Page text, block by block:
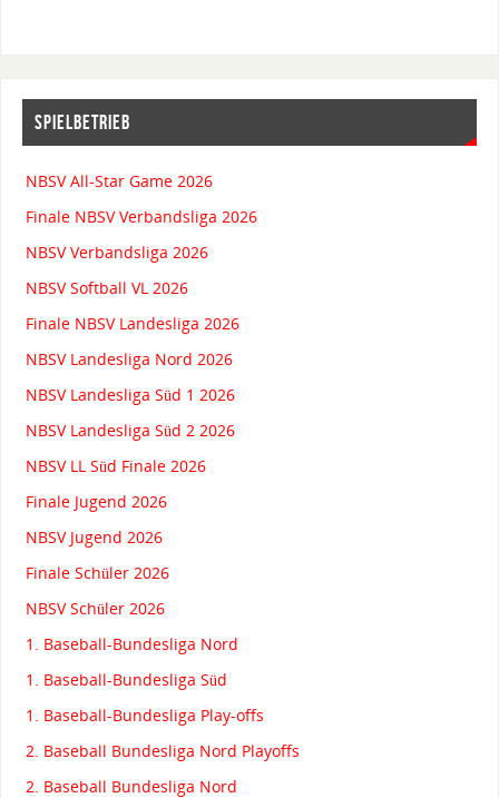
SPIELBETRIEB
NBSV All-Star Game 2026
Finale NBSV Verbandsliga 2026
NBSV Verbandsliga 2026
NBSV Softball VL 2026
Finale NBSV Landesliga 2026
NBSV Landesliga Nord 2026
NBSV Landesliga Süd 1 2026
NBSV Landesliga Süd 2 2026
NBSV LL Süd Finale 2026
Finale Jugend 2026
NBSV Jugend 2026
Finale Schüler 2026
NBSV Schüler 2026
1. Baseball-Bundesliga Nord
1. Baseball-Bundesliga Süd
1. Baseball-Bundesliga Play-offs
2. Baseball Bundesliga Nord Playoffs
2. Baseball Bundesliga Nord